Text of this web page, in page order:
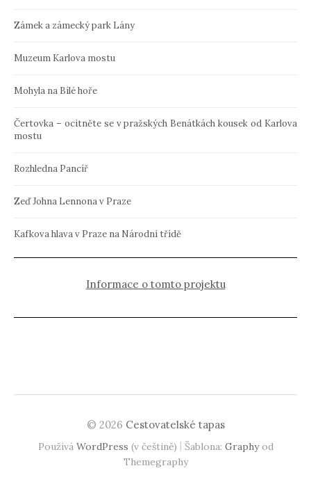
Zámek a zámecký park Lány
Muzeum Karlova mostu
Mohyla na Bílé hoře
Čertovka – ocitněte se v pražských Benátkách kousek od Karlova
mostu
Rozhledna Pancíř
Zeď Johna Lennona v Praze
Kafkova hlava v Praze na Národní třídě
Informace o tomto projektu
© 2026 Cestovatelské tapas
Používá WordPress (v češtině) | Šablona: Graphyod
Themegraphy